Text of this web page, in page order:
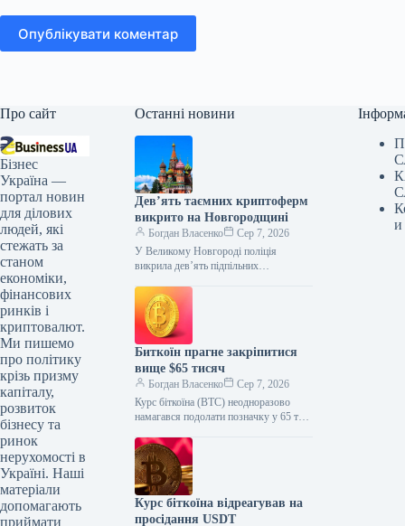
Опублікувати коментар
Про сайт
Бізнес
Україна —
портал новин
для ділових
людей, які
стежать за
станом
економіки,
фінансових
ринків і
криптовалют.
Ми пишемо
про політику
крізь призму
капіталу,
розвиток
бізнесу та
ринок
нерухомості в
Україні. Наші
матеріали
допомагають
приймати
Останні новини
Дев’ять таємних криптоферм
викрито на Новгородщині
Богдан Власенко
Сер 7, 2026
У Великому Новгороді поліція
викрила дев’ять підпільних
слідства, їх організували четверо
місцевих жителів, які незаконно
під’єднали
Биткоїн прагне закріпитися
вище $65 тисяч
Богдан Власенко
Сер 7, 2026
Курс біткоїна (BTC) неодноразово
намагався подолати позначку у 65 тис.
954 доларів, а…
Курс біткоїна відреагував на
просідання USDT
и